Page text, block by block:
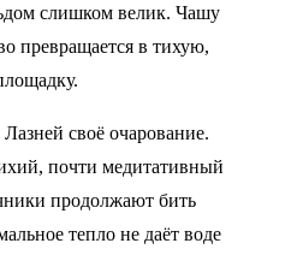
слишком велик. Чашу
превращается в тихую,
своё очарование.
почти медитативный
продолжают бить
тепло не даёт воде